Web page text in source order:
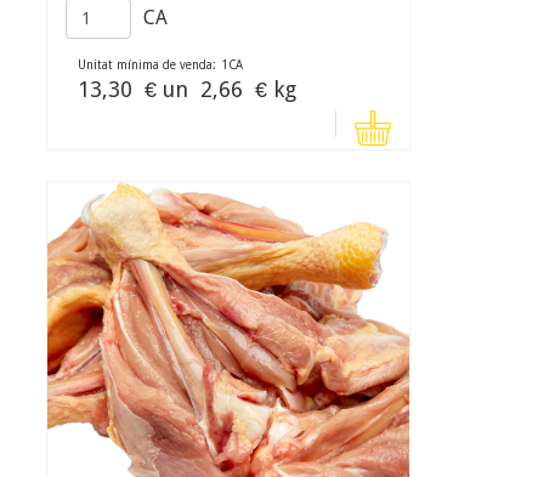
CA
Unitat mínima de venda: 1 CA
13,30 € un 2,66 € kg